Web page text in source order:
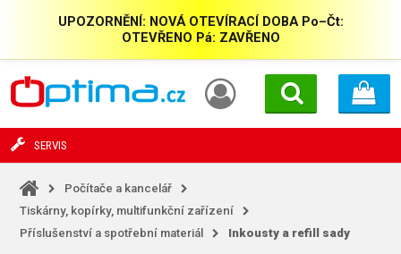
UPOZORNĚNÍ: NOVÁ OTEVÍRACÍ DOBA Po–Čt:
OTEVŘENO Pá: ZAVŘENO
SERVIS
Počítače a kancelář
Tiskárny, kopírky, multifunkční zařízení
Příslušenství a spotřební materiál
Inkousty a refill sady